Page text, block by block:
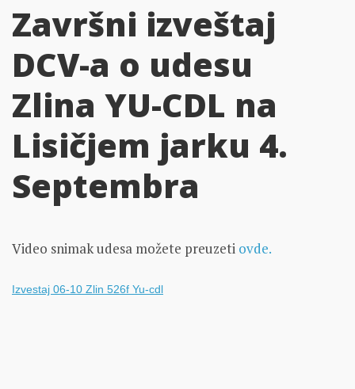
Završni izveštaj
DCV-a o udesu
Zlina YU-CDL na
Lisičjem jarku 4.
Septembra
Video snimak udesa možete preuzeti ovde.
Izvestaj 06-10 Zlin 526f Yu-cdl